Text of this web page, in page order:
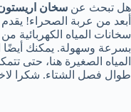
هل تبحث عن سخان
أبعد من عربة الصحراء!
سخانات المياه الكهربائية
المياه الصغيرة هنا، حتى
طوال فصل الشتاء. شكرا